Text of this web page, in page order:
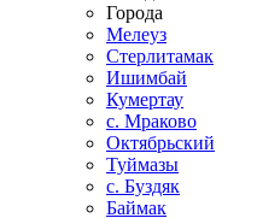
Города
Мелеуз
Стерлитамак
Ишимбай
Кумертау
c. Мраково
Октябрьский
Туймазы
c. Буздяк
Баймак